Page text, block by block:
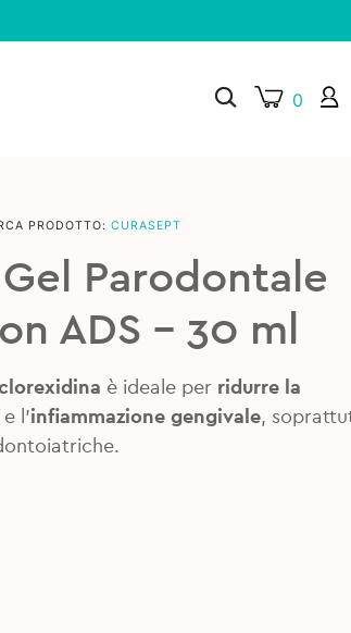
0
PRODOTTO: CURASEPT
Parodontale
ADS – 30 ml
è ideale per ridurre la
e l’infiammazione gengivale,